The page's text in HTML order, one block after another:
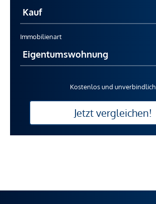
Immobilienart
Kostenlos und unverbindlich
Jetzt vergleichen!